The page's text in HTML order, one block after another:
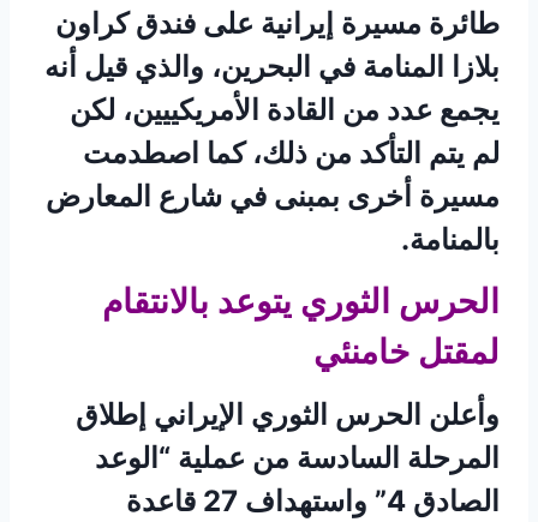
طائرة مسيرة إيرانية على فندق كراون
بلازا المنامة في البحرين، والذي قيل أنه
يجمع عدد من القادة الأمريكييين، لكن
لم يتم التأكد من ذلك، كما اصطدمت
مسيرة أخرى بمبنى في شارع المعارض
بالمنامة.
الحرس الثوري يتوعد بالانتقام
لمقتل خامنئي
وأعلن الحرس الثوري الإيراني إطلاق
المرحلة السادسة من عملية “الوعد
الصادق 4” واستهداف 27 قاعدة